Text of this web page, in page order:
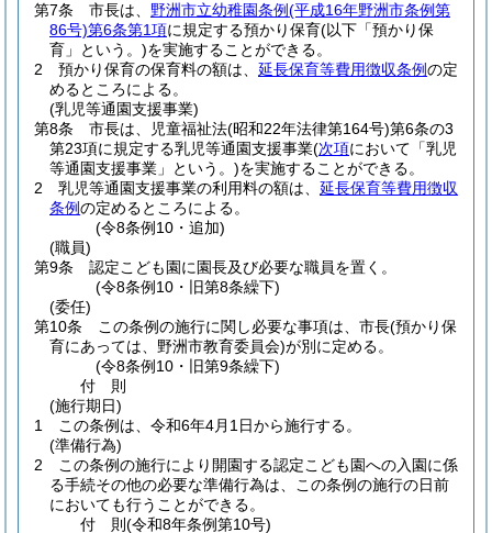
第7条
市長は、 野洲市立幼稚園条例(平成16年野洲市条例第
86号)第6条第1項に規定する預かり保育(以下「預かり保
育」という。)を実施することができる。
2
預かり保育の保育料の額は、 延長保育等費用徴収条例の定
めるところによる。
(乳児等通園支援事業)
第8条
市長は、児童福祉法(昭和22年法律第164号)第6条の3
第23項に規定する乳児等通園支援事業(次項において「乳児
等通園支援事業」という。)を実施することができる。
2
乳児等通園支援事業の利用料の額は、 延長保育等費用徴収
条例の定めるところによる。
(令8条例10・追加)
(職員)
第9条
認定こども園に園長及び必要な職員を置く。
(令8条例10・旧第8条繰下)
(委任)
第10条
この条例の施行に関し必要な事項は、市長(預かり保
育にあっては、野洲市教育委員会)が別に定める。
(令8条例10・旧第9条繰下)
付 則
(施行期日)
1
この条例は、令和6年4月1日から施行する。
(準備行為)
2
この条例の施行により開園する認定こども園への入園に係
る手続その他の必要な準備行為は、この条例の施行の日前
においても行うことができる。
付 則(令和8年条例第10号)